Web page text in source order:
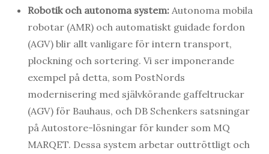
Robotik och autonoma system: Autonoma mobila
robotar (AMR) och automatiskt guidade fordon
(AGV) blir allt vanligare för intern transport,
plockning och sortering. Vi ser imponerande
exempel på detta, som PostNords
modernisering med självkörande gaffeltruckar
(AGV) för Bauhaus, och DB Schenkers satsningar
på Autostore-lösningar för kunder som MQ
MARQET. Dessa system arbetar outtröttligt och